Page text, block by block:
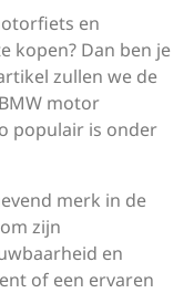
en
kopen? Dan ben je
zullen we de
motor
populair is onder
merk in de
zijn
en
of een ervaren